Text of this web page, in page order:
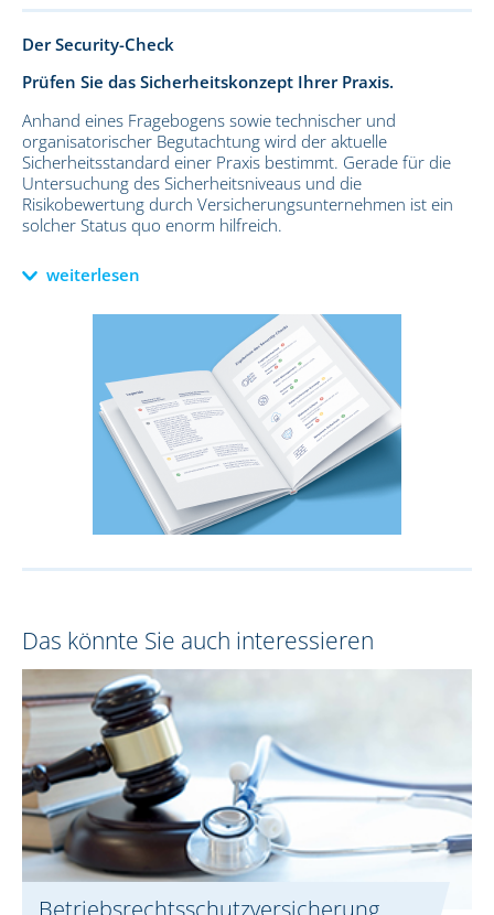
Der Security-Check
Prüfen Sie das Sicherheitskonzept Ihrer Praxis.
Anhand eines Fragebogens sowie technischer und
organisatorischer Begutachtung wird der aktuelle
Sicherheitsstandard einer Praxis bestimmt. Gerade für die
Untersuchung des Sicherheitsniveaus und die
Risikobewertung durch Versicherungsunternehmen ist ein
solcher Status quo enorm hilfreich.
weiterlesen
Das könnte Sie auch interessieren